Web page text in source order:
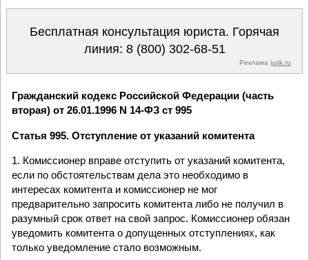
Бесплатная консультация юриста. Горячая
линия: 8 (800) 302-68-51
Реклама jurik.ru
Гражданский кодекс Российской Федерации (часть
вторая) от 26.01.1996 N 14-ФЗ ст 995
Статья 995. Отступление от указаний комитента
1. Комиссионер вправе отступить от указаний комитента,
если по обстоятельствам дела это необходимо в
интересах комитента и комиссионер не мог
предварительно запросить комитента либо не получил в
разумный срок ответ на свой запрос. Комиссионер обязан
уведомить комитента о допущенных отступлениях, как
только уведомление стало возможным.